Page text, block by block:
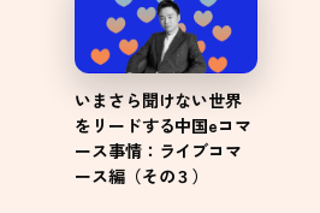
いまさら聞けない世界
をリードする中国eコマ
ース事情：ライブコマ
ース編（その３）